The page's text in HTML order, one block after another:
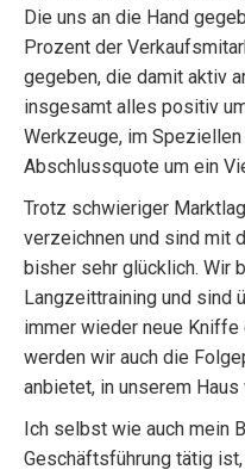
Die uns an die Hand
Prozent der
gegeben, die damit aktiv
insgesamt alles positiv
Werkzeuge, im
Abschlussquote um ein
Trotz schwieriger
verzeichnen und sind mit
bisher sehr glücklich. Wir
Langzeittraining und sind
immer wieder neue Kniffe
werden wir auch die
anbietet, in unserem Haus
Ich selbst wie auch mein
Geschäftsführung tätig